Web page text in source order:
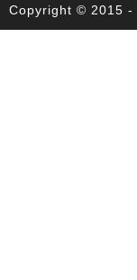
Copyright © 2015 -